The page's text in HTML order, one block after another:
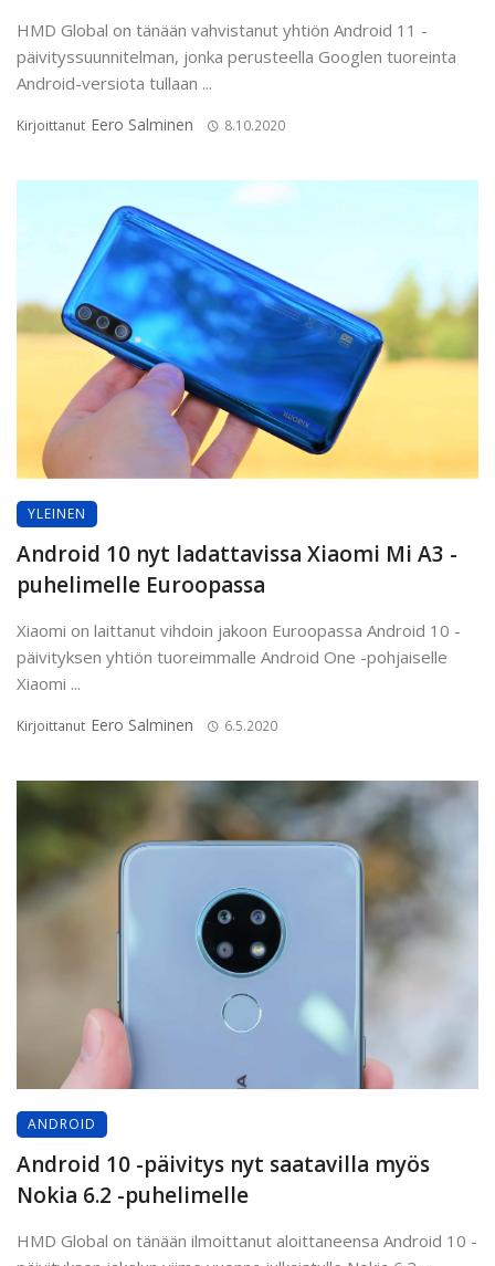
HMD Global on tänään vahvistanut yhtiön Android 11 -
päivityssuunnitelman, jonka perusteella Googlen tuoreinta
Android-versiota tullaan ...
Kirjoittanut Eero Salminen 8.10.2020
YLEINEN
Android 10 nyt ladattavissa Xiaomi Mi A3 -
puhelimelle Euroopassa
Xiaomi on laittanut vihdoin jakoon Euroopassa Android 10 -
päivityksen yhtiön tuoreimmalle Android One -pohjaiselle
Xiaomi ...
Kirjoittanut Eero Salminen 6.5.2020
ANDROID
Android 10 -päivitys nyt saatavilla myös
Nokia 6.2 -puhelimelle
HMD Global on tänään ilmoittanut aloittaneensa Android 10 -